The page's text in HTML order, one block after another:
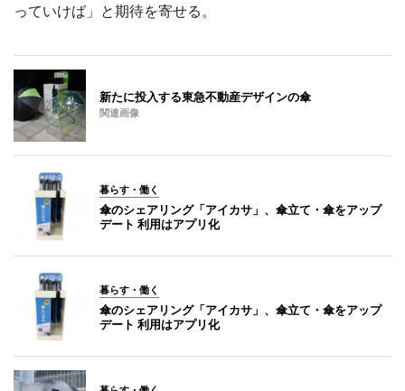
っていけば」と期待を寄せる。
新たに投入する東急不動産デザインの傘
関連画像
暮らす・働く
傘のシェアリング「アイカサ」、傘立て・傘をアップ
デート 利用はアプリ化
暮らす・働く
傘のシェアリング「アイカサ」、傘立て・傘をアップ
デート 利用はアプリ化